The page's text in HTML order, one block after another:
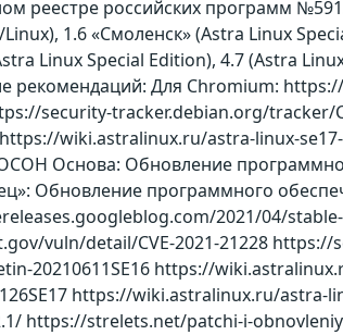
реестре российских программ
1.6 «Смоленск» (Astra Linux
Linux Special Edition), 4.7 (Astra
рекомендаций: Для Chromium:
security-tracker.debian.org/tracker/
https://wiki.astralinux.ru/astra-linux-
Основа: Обновление
Обновление программного
2021/04/
vuln/detail/CVE-2021-21228
20210611SE16 https://
https://wiki.astralinux.ru/
https://strelets.net/patchi-i-